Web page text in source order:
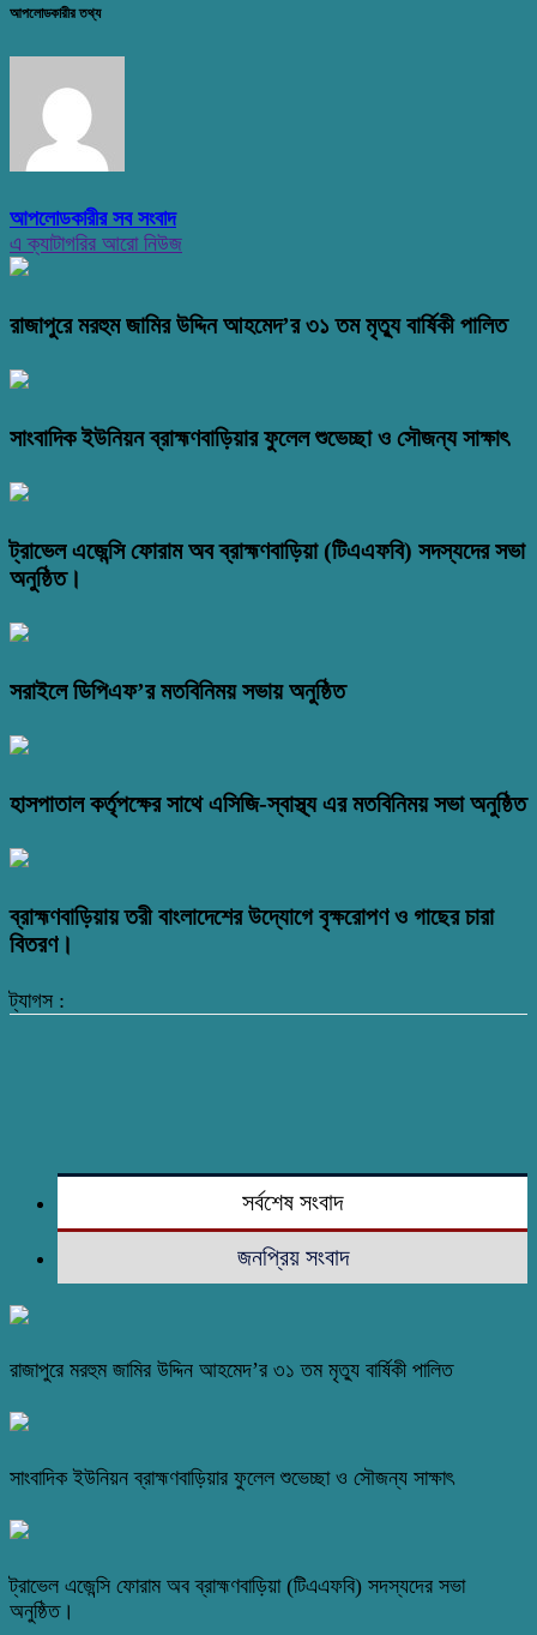
আপলোডকারীর তথ্য
আপলোডকারীর সব সংবাদ
এ ক্যাটাগরির আরো নিউজ
রাজাপুরে মরহুম জামির উদ্দিন আহমেদ’র ৩১ তম মৃত্যু বার্ষিকী পালিত
সাংবাদিক ইউনিয়ন ব্রাহ্মণবাড়িয়ার ফুলেল শুভেচ্ছা ও সৌজন্য সাক্ষাৎ
ট্রাভেল এজেন্সি ফোরাম অব ব্রাহ্মণবাড়িয়া (টিএএফবি) সদস্যদের সভা
অনুষ্ঠিত।
সরাইলে ডিপিএফ’র মতবিনিময় সভায় অনুষ্ঠিত
হাসপাতাল কর্তৃপক্ষের সাথে এসিজি-স্বাস্থ্য এর মতবিনিময় সভা অনুষ্ঠিত
ব্রাহ্মণবাড়িয়ায় তরী বাংলাদেশের উদ্যোগে বৃক্ষরোপণ ও গাছের চারা
বিতরণ।
ট্যাগস :
সর্বশেষ সংবাদ
জনপ্রিয় সংবাদ
রাজাপুরে মরহুম জামির উদ্দিন আহমেদ’র ৩১ তম মৃত্যু বার্ষিকী পালিত
সাংবাদিক ইউনিয়ন ব্রাহ্মণবাড়িয়ার ফুলেল শুভেচ্ছা ও সৌজন্য সাক্ষাৎ
ট্রাভেল এজেন্সি ফোরাম অব ব্রাহ্মণবাড়িয়া (টিএএফবি) সদস্যদের সভা
অনুষ্ঠিত।